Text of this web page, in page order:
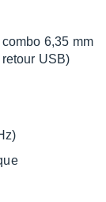
6,35 mm
USB)